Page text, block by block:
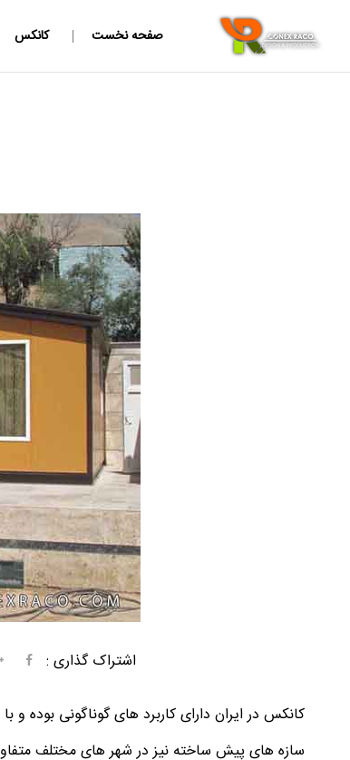
صفحه نخست کانکس
اشتراک گذاری :
کانکس در ایران دارای کاربرد های گوناگونی بوده و
سازه های پیش ساخته نیز در شهر های مختلف